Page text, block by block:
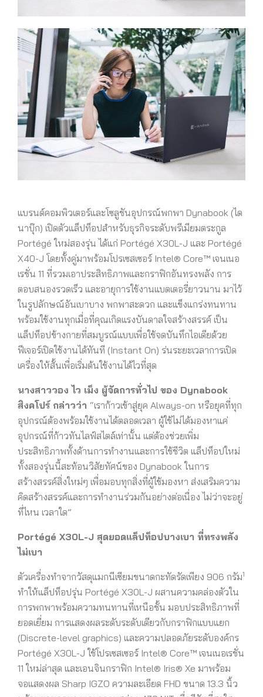
แบรนด์คอมพิวเตอร์และโซลูชันอุปกรณ์พกพา Dynabook (ได
นาบุ๊ก) เปิดตัวแล็ปท็อปสำหรับธุรกิจระดับพรีเมียมตระกูล
Portégé ใหม่สองรุ่น ได้แก่ Portégé X30L-J และ Portégé
X40-J โดยทั้งคู่มาพร้อมโปรเซสเซอร์ Intel® Core™ เจนเนอ
เรชั่น 11 ที่รวมเอาประสิทธิภาพและกราฟิกอันทรงพลัง การ
ตอบสนองรวดเร็ว และอายุการใช้งานแบตเตอรี่ยาวนาน มาไว้
ในรูปลักษณ์อันเบาบาง พกพาสะดวก และแข็งแกร่งทนทาน
พร้อมใช้งานทุกเมื่อที่คุณเกิดแรงบันดาลใจสร้างสรรค์ เป็น
แล็ปท็อปข้างกายที่สมบูรณ์แบบเพื่อใช้จดบันทึกไอเดียด้วย
ฟีเจอร์เปิดใช้งานได้ทันที (Instant On) ร่นระยะเวลาการเปิด
เครื่องให้สั้นเพื่อเริ่มต้นใช้งานได้ไวที่สุด
นางสาววอง ไว เม็ง ผู้จัดการทั่วไป ของ Dynabook
สิงคโปร์ กล่าวว่า “เราก้าวเข้าสู่ยุค Always-on หรือยุคที่ทุก
อุปกรณ์ต้องพร้อมใช้งานได้ตลอดเวลา ผู้ใช้ไม่ได้มองหาแค่
อุปกรณ์ที่ก้าวทันไลฟ์สไตล์เท่านั้น แต่ต้องช่วยเพิ่ม
ประสิทธิภาพทั้งด้านการทำงานและการใช้ชีวิต แล็ปท็อปใหม่
ทั้งสองรุ่นนี้สะท้อนวิสัยทัศน์ของ Dynabook ในการ
สร้างสรรค์สิ่งใหม่ๆ เพื่อมอบทุกสิ่งที่ผู้ใช้มองหา ส่งเสริมความ
คิดสร้างสรรค์และการทำงานร่วมกันอย่างต่อเนื่อง ไม่ว่าจะอยู่
ที่ไหน เวลาใด”
Portégé X30L-J สุดยอดแล็ปท็อปบางเบา ที่ทรงพลัง
ไม่เบา
ตัวเครื่องทำจากวัสดุแมกนีเซียมขนาดกะทัดรัดเพียง 906 กรัม1
ทำให้แล็ปท็อปรุ่น Portégé X30L-J ผสานความคล่องตัวใน
การพกพาพร้อมความทนทานที่เหนือชั้น มอบประสิทธิภาพที่
ยอดเยี่ยม การแสดงผลระดับระดับเดียวกับกราฟิกแบบแยก
(Discrete-level graphics) และความปลอดภัยระดับองค์กร
Portégé X30L-J ใช้โปรเซสเซอร์ Intel® Core™ เจนเนอเรชั่น
11 ใหม่ล่าสุด และเอนจินกราฟิก Intel® Iris® Xe มาพร้อม
จอแสดงผล Sharp IGZO ความละเอียด FHD ขนาด 13.3 นิ้ว